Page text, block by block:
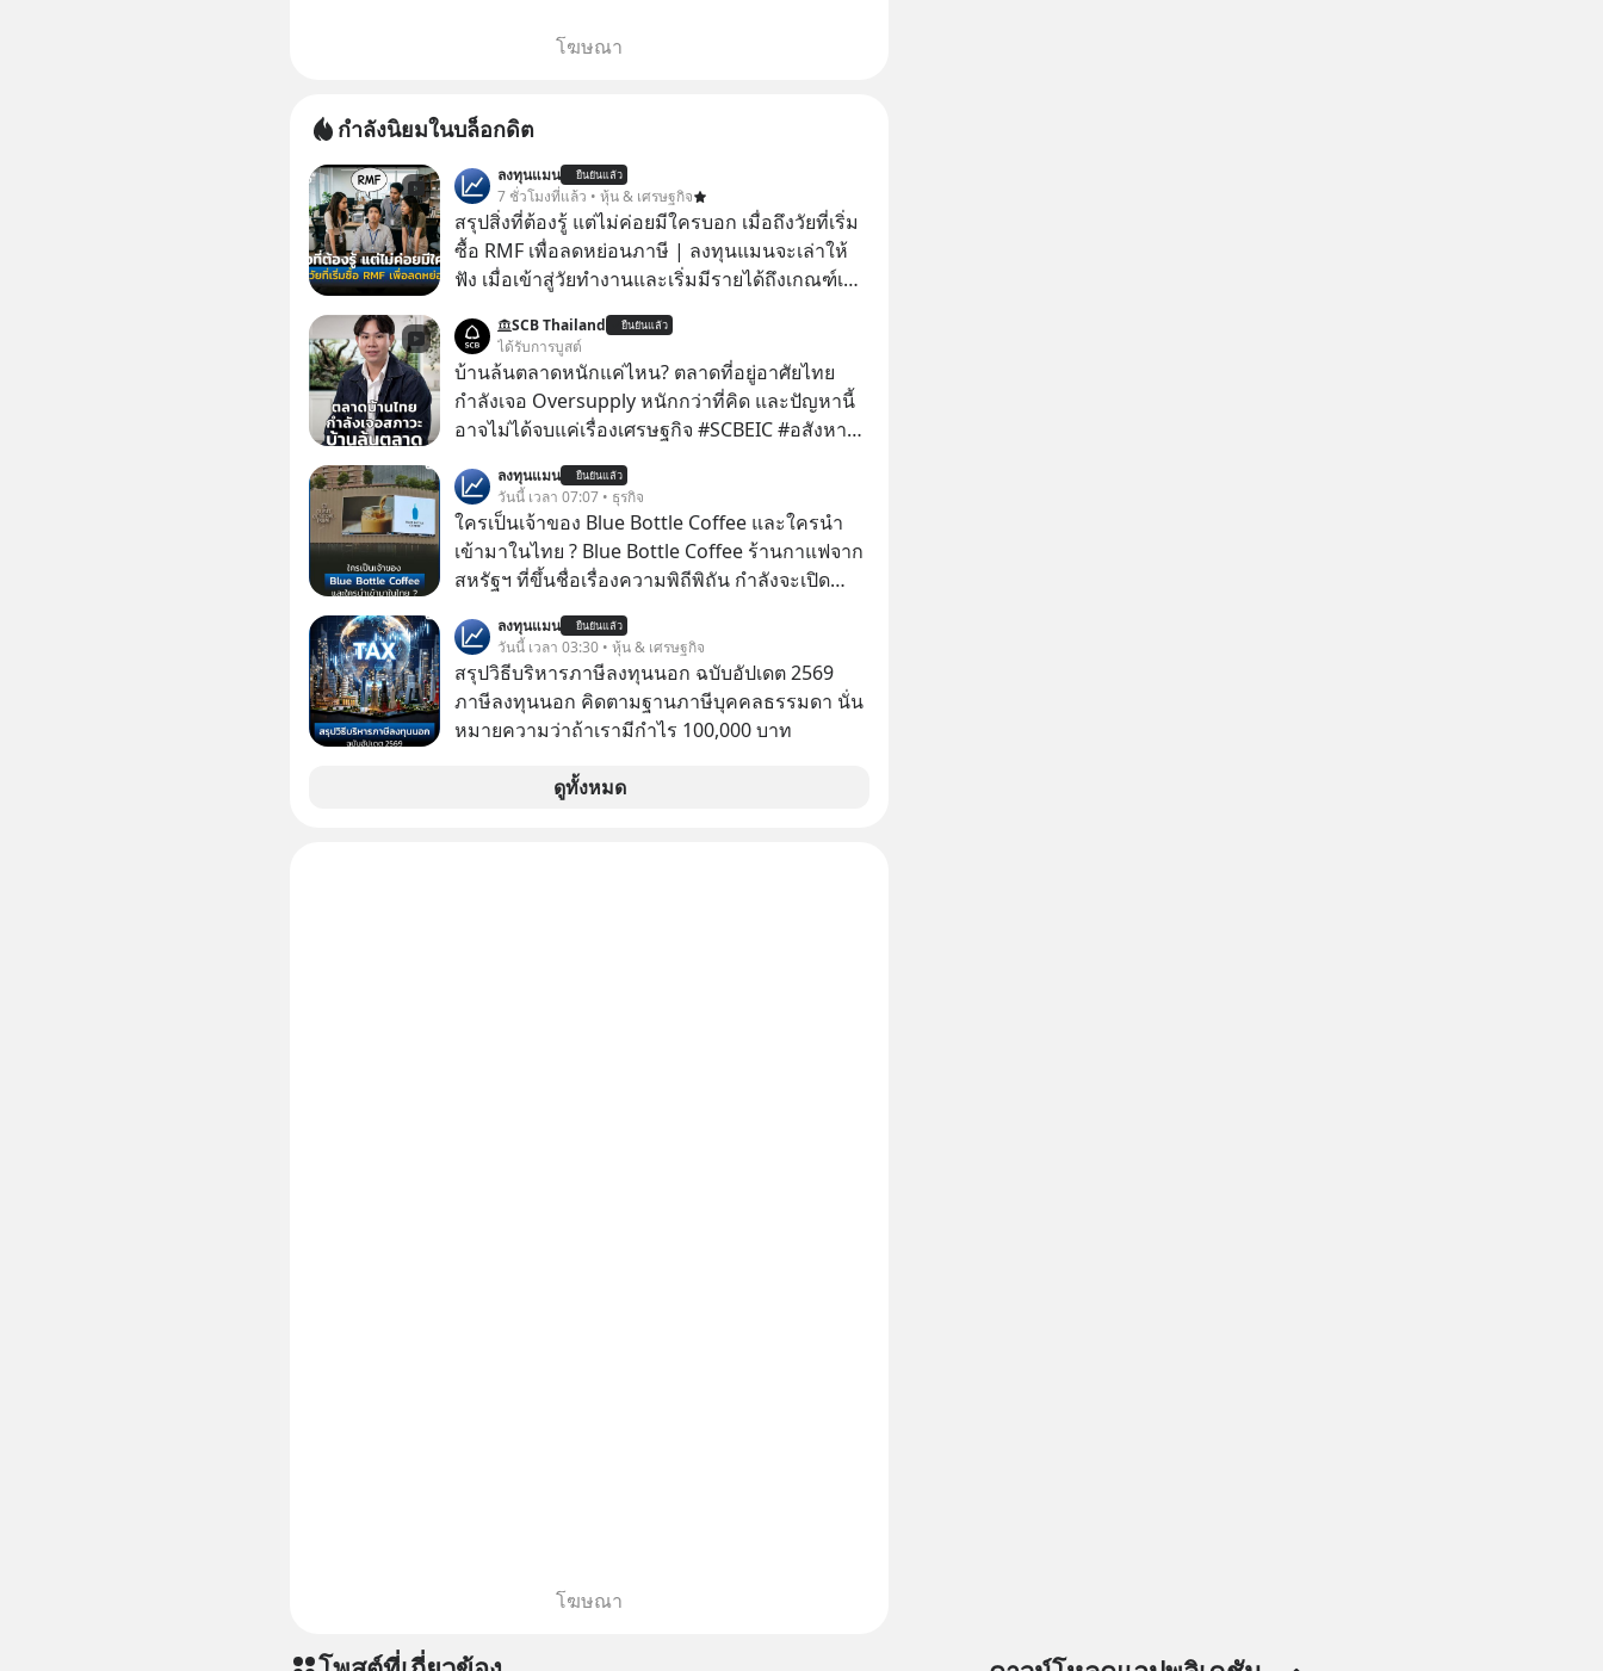
โฆษณา
กำลังนิยมในบล็อกดิต
ลงทุนแมน ยืนยันแล้ว
7 ชั่วโมงที่แล้ว • หุ้น & เศรษฐกิจ
สรุปสิ่งที่ต้องรู้ แต่ไม่ค่อยมีใครบอก เมื่อถึงวัยที่เริ่ม
ซื้อ RMF เพื่อลดหย่อนภาษี | ลงทุนแมนจะเล่าให้
ฟัง เมื่อเข้าสู่วัยทำงานและเริ่มมีรายได้ถึงเกณฑ์เสีย
เพราะนอกจากจะช่วยลดหย่อนภาษีได้แล้ว ยังเป็น
โอกาสในการสร้างความมั่งคั่งระยะยาว แต่น้อยคน
นักที่จะลงลึกว่า ถ้าลงทุนใน RMF ควรรู้ อะไรบ้าง
ควรดู ตรงไหน ทำอย่างไร ถึงจะดีกับเรา แล้วเรา
ต่อได้จริง ๆ ลงทุนแมนจะเล่าให้ฟัง
SCB Thailand ยืนยันแล้ว
ได้รับการบูสต์
บ้านล้นตลาดหนักแค่ไหน? ตลาดที่อยู่อาศัยไทย
กำลังเจอ Oversupply หนักกว่าที่คิด และปัญหานี้
อาจไม่ได้จบแค่เรื่องเศรษฐกิจ #SCBEIC #อสังหา
#SCBThailand สามารถดูคลิปที่ youtube ประกอบ
ได้ที่ link : https://youtube.com/shorts/-
xU9gYcfVJk?feature=share
ลงทุนแมน ยืนยันแล้ว
วันนี้ เวลา 07:07 • ธุรกิจ
ใครเป็นเจ้าของ Blue Bottle Coffee และใครนำ
เข้ามาในไทย ? Blue Bottle Coffee ร้านกาแฟจาก
สหรัฐฯ ที่ขึ้นชื่อเรื่องความพิถีพิถัน กำลังจะเปิด
ลงทุนแมน ยืนยันแล้ว
วันนี้ เวลา 03:30 • หุ้น & เศรษฐกิจ
สรุปวิธีบริหารภาษีลงทุนนอก ฉบับอัปเดต 2569
ภาษีลงทุนนอก คิดตามฐานภาษีบุคคลธรรมดา นั่น
หมายความว่าถ้าเรามีกำไร 100,000 บาท
ดูทั้งหมด
โฆษณา